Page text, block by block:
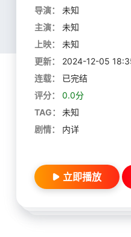
导演：
未知
主演：
未知
上映：
未知
更新：
2024-12-05
连载：
已完结
评分：
0.0分
TAG：
未知
剧情：
内详
立即播放